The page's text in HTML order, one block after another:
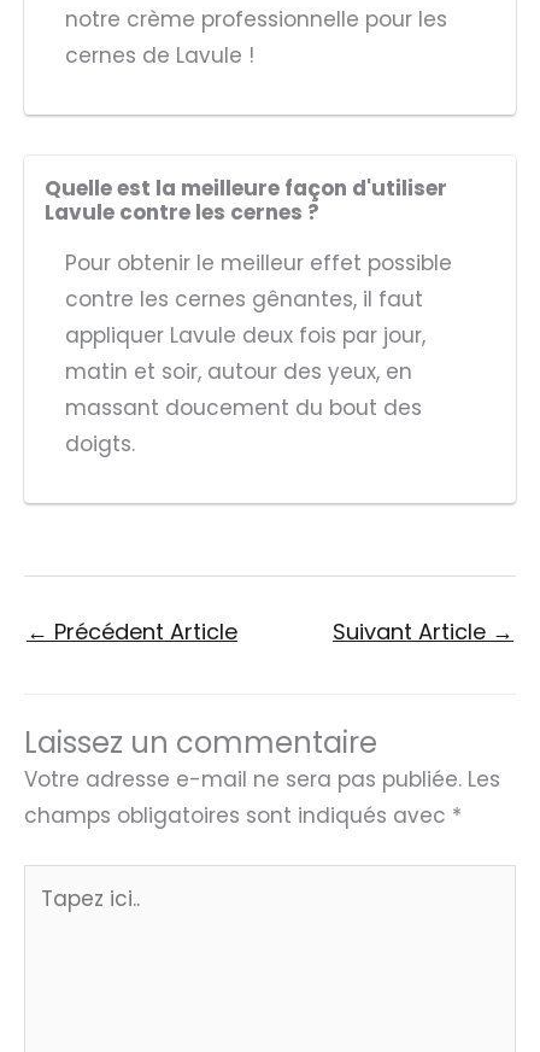
notre crème professionnelle pour les
cernes de Lavule !
Quelle est la meilleure façon d'utiliser
Lavule contre les cernes ?
Pour obtenir le meilleur effet possible
contre les cernes gênantes, il faut
appliquer Lavule deux fois par jour,
matin et soir, autour des yeux, en
massant doucement du bout des
doigts.
← Précédent Article Suivant Article →
Laissez un commentaire
Votre adresse e-mail ne sera pas publiée. Les
champs obligatoires sont indiqués avec *